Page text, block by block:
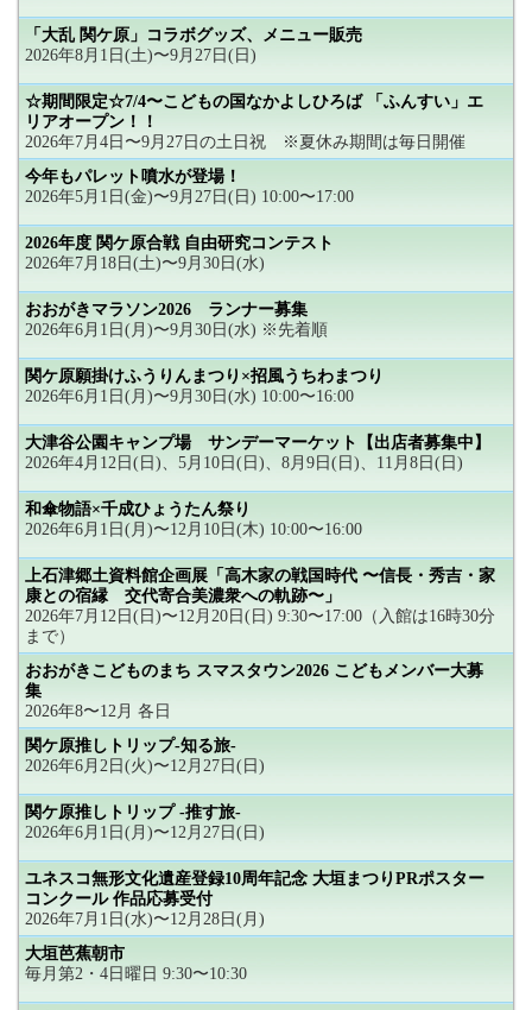
「大乱 関ケ原」コラボグッズ、メニュー販売
2026年8月1日(土)〜9月27日(日)
☆期間限定☆7/4〜こどもの国なかよしひろば 「ふんすい」エ
リアオープン！！
2026年7月4日〜9月27日の土日祝 ※夏休み期間は毎日開催
今年もパレット噴水が登場！
2026年5月1日(金)〜9月27日(日) 10:00〜17:00
2026年度 関ケ原合戦 自由研究コンテスト
2026年7月18日(土)〜9月30日(水)
おおがきマラソン2026 ランナー募集
2026年6月1日(月)〜9月30日(水) ※先着順
関ケ原願掛けふうりんまつり×招風うちわまつり
2026年6月1日(月)〜9月30日(水) 10:00〜16:00
大津谷公園キャンプ場 サンデーマーケット【出店者募集中】
2026年4月12日(日)、5月10日(日)、8月9日(日)、11月8日(日)
和傘物語×千成ひょうたん祭り
2026年6月1日(月)〜12月10日(木) 10:00〜16:00
上石津郷土資料館企画展「高木家の戦国時代 〜信長・秀吉・家
康との宿縁 交代寄合美濃衆への軌跡〜」
2026年7月12日(日)〜12月20日(日) 9:30〜17:00（入館は16時30分
まで）
おおがきこどものまち スマスタウン2026 こどもメンバー大募
集
2026年8〜12月 各日
関ケ原推しトリップ-知る旅-
2026年6月2日(火)〜12月27日(日)
関ケ原推しトリップ -推す旅-
2026年6月1日(月)〜12月27日(日)
ユネスコ無形文化遺産登録10周年記念 大垣まつりPRポスター
コンクール 作品応募受付
2026年7月1日(水)〜12月28日(月)
大垣芭蕉朝市
毎月第2・4日曜日 9:30〜10:30